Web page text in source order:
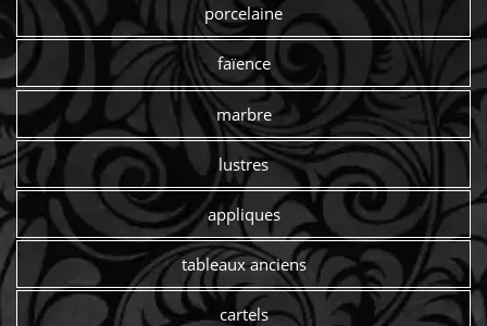
porcelaine
faïence
marbre
lustres
appliques
tableaux anciens
cartels